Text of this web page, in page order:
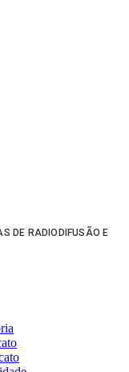
DE RADIODIFUSÃO E